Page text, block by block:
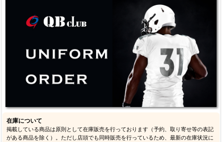
在庫について
掲載している商品は原則として在庫販売を行っております（予約、取り寄せ等の表記
がある商品を除く）。ただし店頭でも同時販売を行っているため、最新の在庫状況に